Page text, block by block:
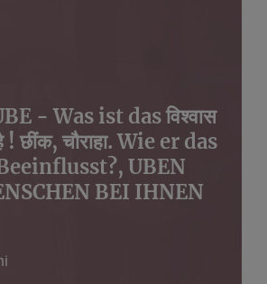
- Was ist das विश्वास
! छींक, चौराहा. Wie er das
UBEN
BEI IHNEN